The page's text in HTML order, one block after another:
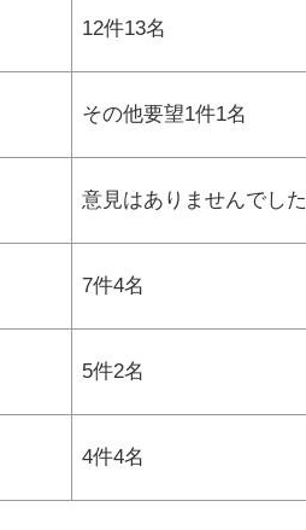
12件13名
その他要望1件1名
意見はありませんでした
7件4名
5件2名
4件4名